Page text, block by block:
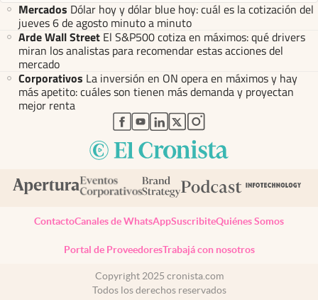
Mercados Dólar hoy y dólar blue hoy: cuál es la cotización del
jueves 6 de agosto minuto a minuto
Arde Wall Street El S&P500 cotiza en máximos: qué drivers
miran los analistas para recomendar estas acciones del
mercado
Corporativos La inversión en ON opera en máximos y hay
más apetito: cuáles son tienen más demanda y proyectan
mejor renta
abre en nueva pestaña
abre en nueva pestaña
abre en nueva pestaña
abre en nueva pestaña
abre en nueva pestaña
ContactoCanales de WhatsAppSuscribiteQuiénes Somos
Portal de ProveedoresTrabajá con nosotros
Copyright 2025 cronista.com
Todos los derechos reservados